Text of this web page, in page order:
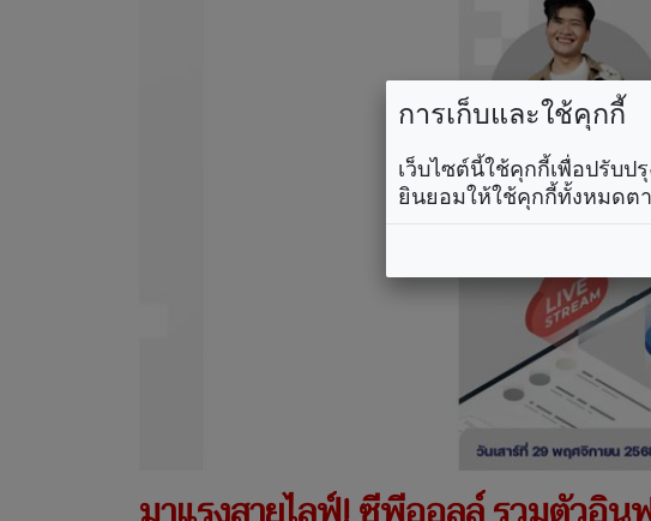
การเก็บและใช้คุกกี้
เว็บไซต์นี้ใช้คุกกี้เพื่อปรับป
ยินยอมให้ใช้คุกกี้ทั้งหมดต